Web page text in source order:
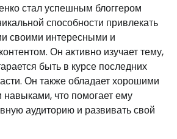
стал успешным блоггером
способности привлекать
своими интересными и
Он активно изучает тему,
быть в курсе последних
Он также обладает хорошими
что помогает ему
аудиторию и развивать свой